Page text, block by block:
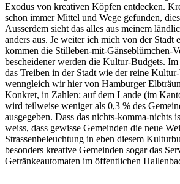
Exodus von kreativen Köpfen entdecken.
schon immer Mittel und Wege gefunden,
Ausserdem sieht das alles aus meinem
anders aus. Je weiter ich mich von der Stadt
kommen die Stilleben-mit-Gänseblümchen-
bescheidener werden die Kultur-Budgets.
das Treiben in der Stadt wie der reine
wenngleich wir hier von Hamburger
Konkret, in Zahlen: auf dem Lande (im
wird teilweise weniger als 0,3 % des
ausgegeben. Dass das nichts-komma-nichts
weiss, dass gewisse Gemeinden die neue
Strassenbeleuchtung in eben diesem
besonders kreative Gemeinden sogar das
Getränkeautomaten im öffentlichen